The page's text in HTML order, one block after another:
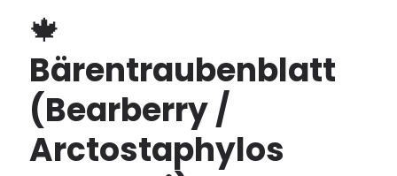
🍁
Bärentraubenblatt
(Bearberry /
Arctostaphylos